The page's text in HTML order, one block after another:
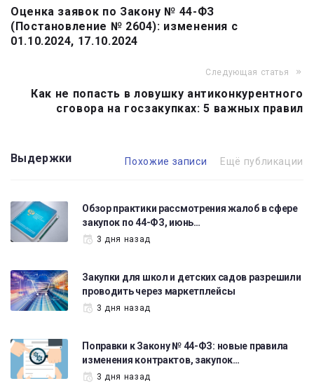
по
записям
Оценка заявок по Закону № 44-ФЗ
(Постановление № 2604): изменения с
01.10.2024, 17.10.2024
Следующая статья
Как не попасть в ловушку антиконкурентного
сговора на госзакупках: 5 важных правил
Выдержки Похожие записи Ещё публикации
Обзор практики рассмотрения жалоб в сфере
закупок по 44-ФЗ, июнь…
3 дня назад
Закупки для школ и детских садов разрешили
проводить через маркетплейсы
3 дня назад
Поправки к Закону № 44-ФЗ: новые правила
изменения контрактов, закупок…
3 дня назад